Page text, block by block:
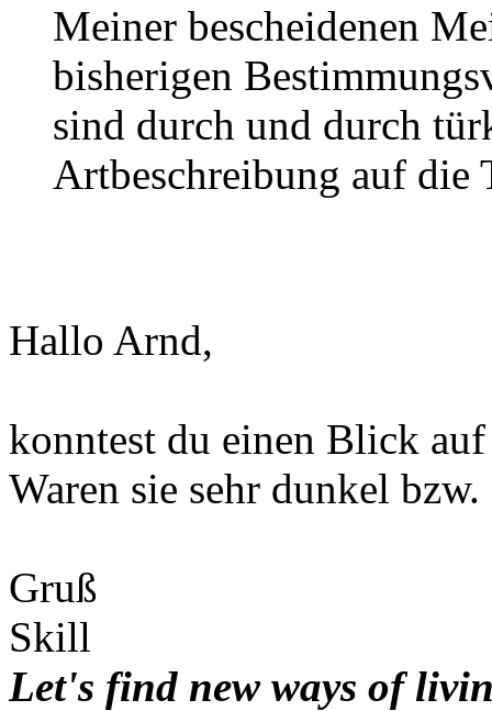
Meiner bescheidenen
bisherigen
sind durch und durch
Artbeschreibung auf die
Hallo Arnd,
konntest du einen Blick
Waren sie sehr dunkel bzw.
Gruß
Skill
Let's find new ways of